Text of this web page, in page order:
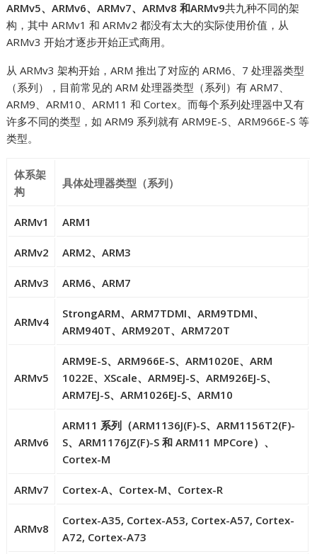
ARMv5、ARMv6、ARMv7、ARMv8 和ARMv9共九种不同的架
构，其中 ARMv1 和 ARMv2 都没有太大的实际使用价值，从
ARMv3 开始才逐步开始正式商用。
从 ARMv3 架构开始，ARM 推出了对应的 ARM6、7 处理器类型
（系列），目前常见的 ARM 处理器类型（系列）有 ARM7、
ARM9、ARM10、ARM11 和 Cortex。而每个系列处理器中又有
许多不同的类型，如 ARM9 系列就有 ARM9E-S、ARM966E-S 等
类型。
体系架
构
具体处理器类型（系列）
ARMv1 ARM1
ARMv2 ARM2、ARM3
ARMv3 ARM6、ARM7
ARMv4
StrongARM、ARM7TDMI、ARM9TDMI、
ARM940T、ARM920T、ARM720T
ARMv5
ARM9E-S、ARM966E-S、ARM1020E、ARM
1022E、XScale、ARM9EJ-S、ARM926EJ-S、
ARM7EJ-S、ARM1026EJ-S、ARM10
ARMv6
ARM11 系列（ARM1136J(F)-S、ARM1156T2(F)-
S、ARM1176JZ(F)-S 和 ARM11 MPCore）、
Cortex-M
ARMv7 Cortex-A、Cortex-M、Cortex-R
ARMv8
Cortex-A35, Cortex-A53, Cortex-A57, Cortex-
A72, Cortex-A73